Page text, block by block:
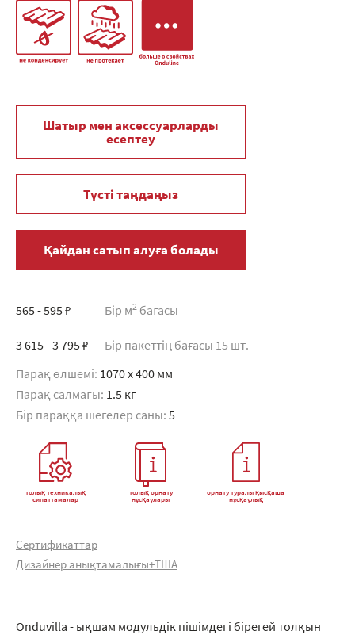
Шатыр мен аксессуарларды
есептеу
Түсті таңдаңыз
Қайдан сатып алуға болады
565 - 595 ₽ Бір м2 бағасы
3 615 - 3 795 ₽ Бір пакеттің бағасы 15 шт.
Парақ өлшемі: 1070 x 400 мм
Парақ салмағы: 1.5 кг
Бір параққа шегелер саны: 5
толық техникалық
сипаттамалар
толық орнату
нұсқаулары
орнату туралы қысқаша
нұсқаулық
Сертификаттар
Дизайнер анықтамалығы+ТША
Onduvilla - ықшам модульдік пішімдегі бірегей толқын